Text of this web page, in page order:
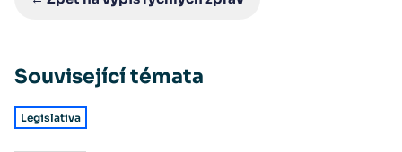
Související témata
Legislativa